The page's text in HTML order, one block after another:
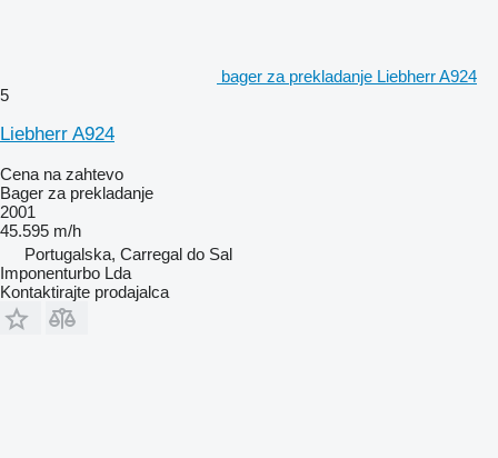
bager za prekladanje Liebherr A924
5
Liebherr A924
Cena na zahtevo
Bager za prekladanje
2001
45.595 m/h
Portugalska, Carregal do Sal
Imponenturbo Lda
Kontaktirajte prodajalca